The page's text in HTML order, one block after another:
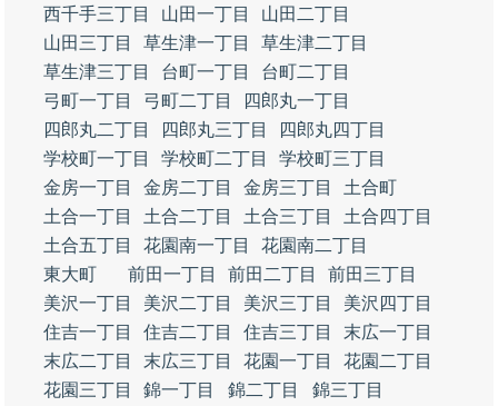
西千手三丁目
山田一丁目
山田二丁目
山田三丁目
草生津一丁目
草生津二丁目
草生津三丁目
台町一丁目
台町二丁目
弓町一丁目
弓町二丁目
四郎丸一丁目
四郎丸二丁目
四郎丸三丁目
四郎丸四丁目
学校町一丁目
学校町二丁目
学校町三丁目
金房一丁目
金房二丁目 金房三丁目
土合町
土合一丁目
土合二丁目 土合三丁目
土合四丁目
土合五丁目
花園南一丁目
花園南二丁目
東大町
前田一丁目 前田二丁目
前田三丁目
美沢一丁目
美沢二丁目 美沢三丁目
美沢四丁目
住吉一丁目
住吉二丁目 住吉三丁目
末広一丁目
末広二丁目
末広三丁目 花園一丁目
花園二丁目
花園三丁目
錦一丁目 錦二丁目 錦三丁目